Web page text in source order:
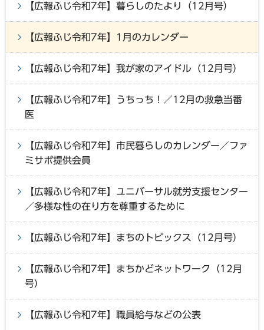
【広報ふじ令和7年】暮らしのたより（12月号）
【広報ふじ令和7年】1月のカレンダー
【広報ふじ令和7年】我が家のアイドル（12月号）
【広報ふじ令和7年】うちっち！／12月の救急当番
医
【広報ふじ令和7年】市民暮らしのカレンダー／ファ
ミサポ提供会員
【広報ふじ令和7年】ユニバーサル就労支援センター
／多様な性の在り方を尊重するために
【広報ふじ令和7年】まちのトピックス（12月号）
【広報ふじ令和7年】まちかどネットワーク（12月
号）
【広報ふじ令和7年】職員給与などの公表